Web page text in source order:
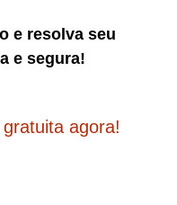
e resolva seu
e segura!
agora!